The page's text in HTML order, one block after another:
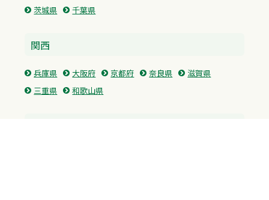
茨城県
千葉県
関西
兵庫県 大阪府 京都府 奈良県
滋賀県
三重県
和歌山県